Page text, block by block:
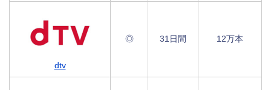
dtv
◎ 31日間 12万本